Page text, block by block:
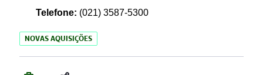
Telefone: (021) 3587-5300
NOVAS AQUISIÇÕES